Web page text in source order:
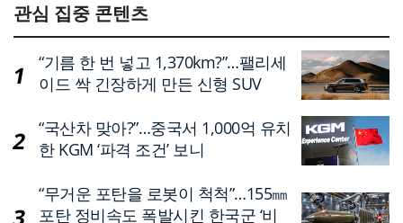
관심 집중 콘텐츠
“기름 한 번 넣고 1,370km?”…팰리세
이드 싹 긴장하게 만든 신형 SUV
“국산차 맞아?”…중국서 1,000억 유치
한 KGM ‘파격 조건’ 보니
“무거운 포탄을 로봇이 척척”…155㎜
포탄 정비속도 폭발시킨 한국군 ‘비